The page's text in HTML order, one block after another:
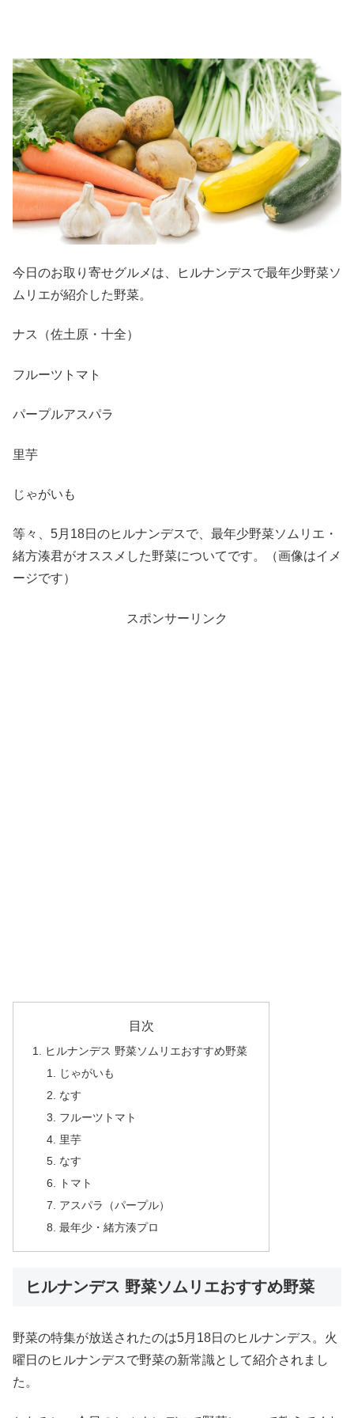
今日のお取り寄せグルメは、ヒルナンデスで最年少野菜ソ
ムリエが紹介した野菜。
ナス（佐土原・十全）
フルーツトマト
パープルアスパラ
里芋
じゃがいも
等々、5月18日のヒルナンデスで、最年少野菜ソムリエ・
緒方湊君がオススメした野菜についてです。（画像はイメ
ージです）
スポンサーリンク
目次
ヒルナンデス 野菜ソムリエおすすめ野菜
じゃがいも
なす
フルーツトマト
里芋
なす
トマト
アスパラ（パープル）
最年少・緒方湊プロ
ヒルナンデス 野菜ソムリエおすすめ野菜
野菜の特集が放送されたのは5月18日のヒルナンデス。火
曜日のヒルナンデスで野菜の新常識として紹介されまし
た。